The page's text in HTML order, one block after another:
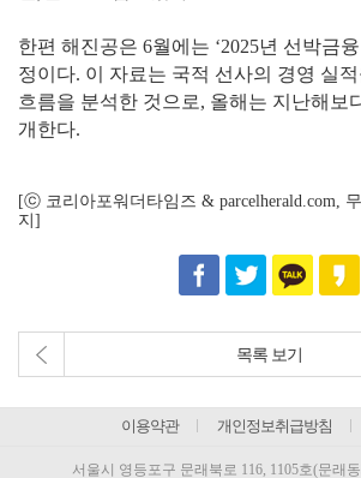
한편 해진공은 6월에는 ‘2025년 선박금
정이다. 이 자료는 국적 선사의 경영 실
흐름을 분석한 것으로, 올해는 지난해보
개한다.
[ⓒ 코리아포워더타임즈 & parcelherald.com,
지]
목록 보기
이용약관 개인정보취급방침
서울시 영등포구 문래북로 116, 1105호(문래